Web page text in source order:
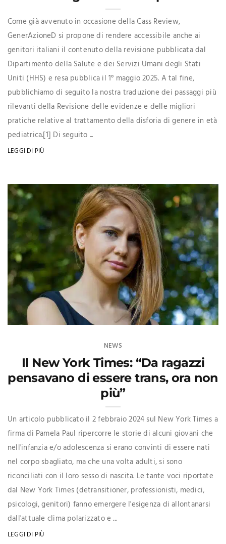
Come già avvenuto in occasione della Cass Review,
GenerAzioneD si propone di rendere accessibile anche ai
genitori italiani il contenuto della revisione pubblicata dal
Dipartimento della Salute e dei Servizi Umani degli Stati
Uniti (HHS) e resa pubblica il 1° maggio 2025. A tal fine,
pubblichiamo di seguito la nostra traduzione dei passaggi più
rilevanti della Revisione delle evidenze e delle migliori
pratiche relative al trattamento della disforia di genere in età
pediatrica.[1] Di seguito ...
LEGGI DI PIÙ
NEWS
Il New York Times: “Da ragazzi
pensavano di essere trans, ora non
più”
Un articolo pubblicato il 2 febbraio 2024 sul New York Times a
firma di Pamela Paul ripercorre le storie di alcuni giovani che
nell'infanzia e/o adolescenza si erano convinti di essere nati
nel corpo sbagliato, ma che una volta adulti, si sono
riconciliati con il loro sesso di nascita. Le tante voci riportate
dal New York Times (detransitioner, professionisti, medici,
psicologi, genitori) fanno emergere l'esigenza di allontanarsi
dall'attuale clima polarizzato e ...
LEGGI DI PIÙ